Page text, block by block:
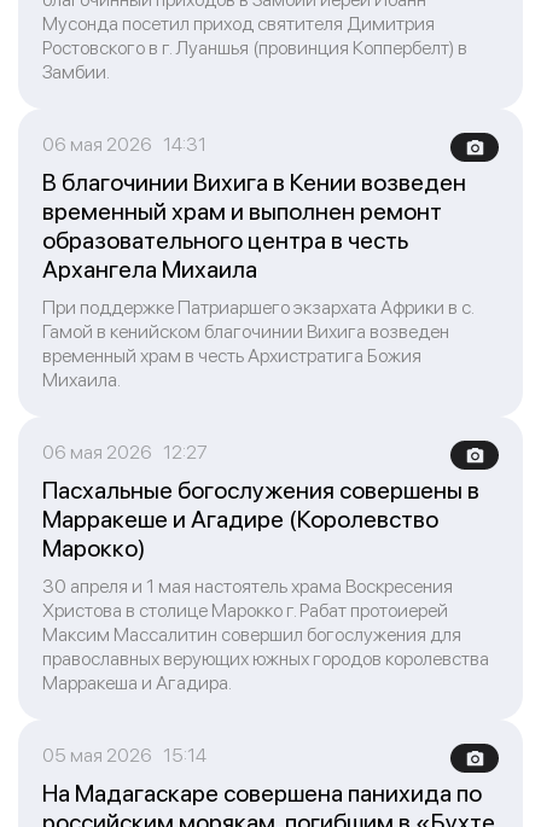
Мусонда посетил приход святителя Димитрия
Ростовского в г. Луаншья (провинция Коппербелт) в
Замбии.
06 мая 2026 14:31
В благочинии Вихига в Кении возведен
временный храм и выполнен ремонт
образовательного центра в честь
Архангела Михаила
При поддержке Патриаршего экзархата Африки в с.
Гамой в кенийском благочинии Вихига возведен
временный храм в честь Архистратига Божия
Михаила.
06 мая 2026 12:27
Пасхальные богослужения совершены в
Марракеше и Агадире (Королевство
Марокко)
30 апреля и 1 мая настоятель храма Воскресения
Христова в столице Марокко г. Рабат протоиерей
Максим Массалитин совершил богослужения для
православных верующих южных городов королевства
Марракеша и Агадира.
05 мая 2026 15:14
На Мадагаскаре совершена панихида по